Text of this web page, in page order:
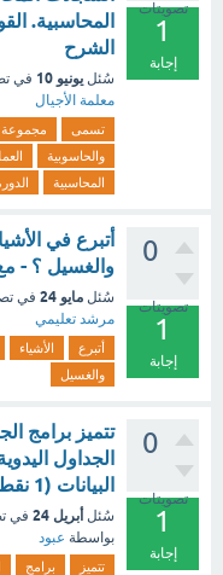
تصويتات
1
إجابة
المحاسبية.
الشرح
سُئل يونيو 10 في
معلمة الأجيال
تسمى مجموعة
والحاسوبية
المحاسبية
0
تصويتات
1
إجابة
أتبرع في
والغسيل ؟ -
سُئل مايو 24 في
مرشد تعليمي
أتبرع الأشياء
والغسيل
0
تصويتات
1
إجابة
تتميز برامج
الجداول
البيانات (1 نقطة). ؟ - مع الشرح
سُئل أبريل 24 في
بواسطة عبود
تتميز برامج